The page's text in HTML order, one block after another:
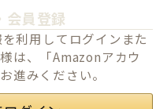
会員登録
利用してログインまた
は、「Amazonアカウ
進みください。